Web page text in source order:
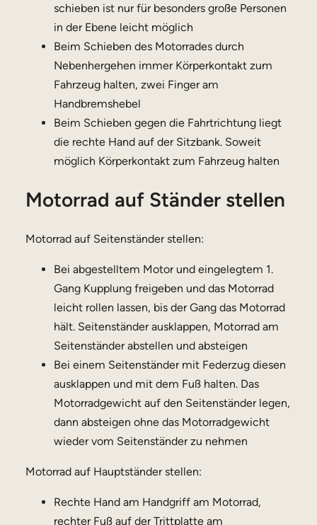
schieben ist nur für besonders große Personen
in der Ebene leicht möglich
Beim Schieben des Motorrades durch
Nebenhergehen immer Körperkontakt zum
Fahrzeug halten, zwei Finger am
Handbremshebel
Beim Schieben gegen die Fahrtrichtung liegt
die rechte Hand auf der Sitzbank. Soweit
möglich Körperkontakt zum Fahrzeug halten
Motorrad auf Ständer stellen
Motorrad auf Seitenständer stellen:
Bei abgestelltem Motor und eingelegtem 1.
Gang Kupplung freigeben und das Motorrad
leicht rollen lassen, bis der Gang das Motorrad
hält. Seitenständer ausklappen, Motorrad am
Seitenständer abstellen und absteigen
Bei einem Seitenständer mit Federzug diesen
ausklappen und mit dem Fuß halten. Das
Motorradgewicht auf den Seitenständer legen,
dann absteigen ohne das Motorradgewicht
wieder vom Seitenständer zu nehmen
Motorrad auf Hauptständer stellen:
Rechte Hand am Handgriff am Motorrad,
rechter Fuß auf der Trittplatte am